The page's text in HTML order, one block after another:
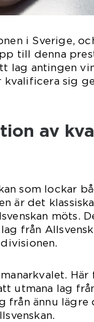
i Sverige,
till denna
lag antingen
kvalificera sig
av
som lockar
är det
möts.
från
Här
utmana lag
från ännu lägre